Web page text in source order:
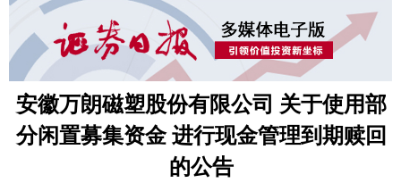
安徽万朗磁塑股份有限公司 关于使用部
分闲置募集资金 进行现金管理到期赎回
的公告